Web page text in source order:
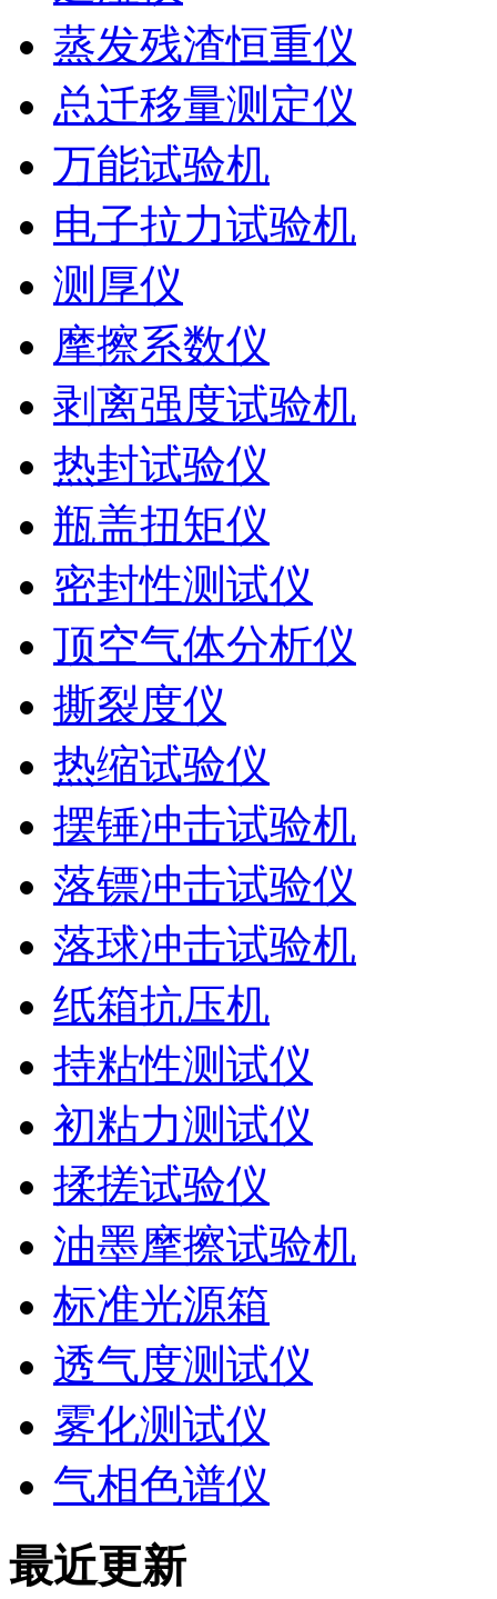
蒸发残渣恒重仪
总迁移量测定仪
万能试验机
电子拉力试验机
测厚仪
摩擦系数仪
剥离强度试验机
热封试验仪
瓶盖扭矩仪
密封性测试仪
顶空气体分析仪
撕裂度仪
热缩试验仪
摆锤冲击试验机
落镖冲击试验仪
落球冲击试验机
纸箱抗压机
持粘性测试仪
初粘力测试仪
揉搓试验仪
油墨摩擦试验机
标准光源箱
透气度测试仪
雾化测试仪
气相色谱仪
最近更新